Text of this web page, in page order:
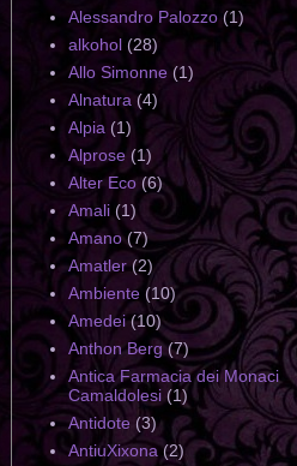
Alessandro Palozzo (1)
alkohol (28)
Allo Simonne (1)
Alnatura (4)
Alpia (1)
Alprose (1)
Alter Eco (6)
Amali (1)
Amano (7)
Amatler (2)
Ambiente (10)
Amedei (10)
Anthon Berg (7)
Antica Farmacia dei Monaci
Camaldolesi (1)
Antidote (3)
AntiuXixona (2)